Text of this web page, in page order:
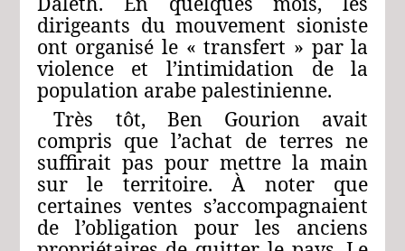
dirigeants du mouvement sioniste
ont organisé le « transfert » par la
violence et l’intimidation de la
population arabe palestinienne.
Très tôt, Ben Gourion avait
compris que l’achat de terres ne
suffirait pas pour mettre la main
sur le territoire. À noter que
certaines ventes s’accompagnaient
de l’obligation pour les anciens